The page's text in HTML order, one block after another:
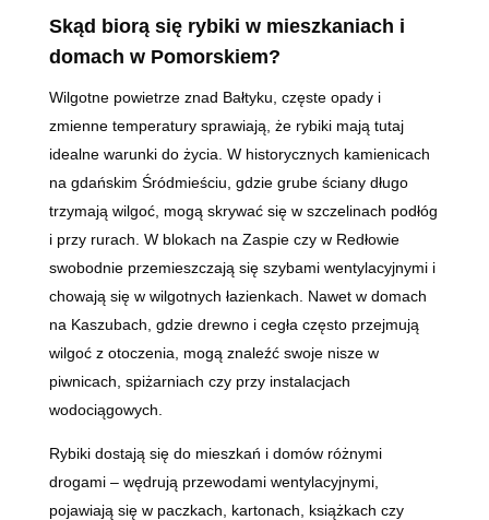
Skąd biorą się rybiki w mieszkaniach i
domach w Pomorskiem?
Wilgotne powietrze znad Bałtyku, częste opady i
zmienne temperatury sprawiają, że rybiki mają tutaj
idealne warunki do życia. W historycznych kamienicach
na gdańskim Śródmieściu, gdzie grube ściany długo
trzymają wilgoć, mogą skrywać się w szczelinach podłóg
i przy rurach. W blokach na Zaspie czy w Redłowie
swobodnie przemieszczają się szybami wentylacyjnymi i
chowają się w wilgotnych łazienkach. Nawet w domach
na Kaszubach, gdzie drewno i cegła często przejmują
wilgoć z otoczenia, mogą znaleźć swoje nisze w
piwnicach, spiżarniach czy przy instalacjach
wodociągowych.
Rybiki dostają się do mieszkań i domów różnymi
drogami – wędrują przewodami wentylacyjnymi,
pojawiają się w paczkach, kartonach, książkach czy